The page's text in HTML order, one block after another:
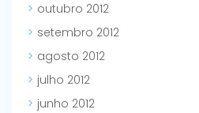
outubro 2012
setembro 2012
agosto 2012
julho 2012
junho 2012